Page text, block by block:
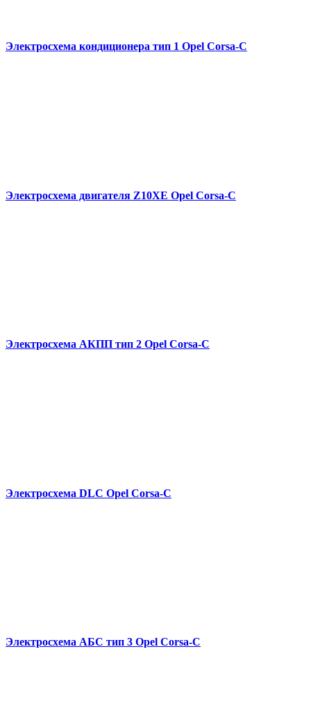
Электросхема кондиционера тип 1 Opel Corsa-C
Электросхема двигателя Z10XE Opel Corsa-C
Электросхема АКПП тип 2 Opel Corsa-C
Электросхема DLC Opel Corsa-C
Электросхема АБС тип 3 Opel Corsa-C